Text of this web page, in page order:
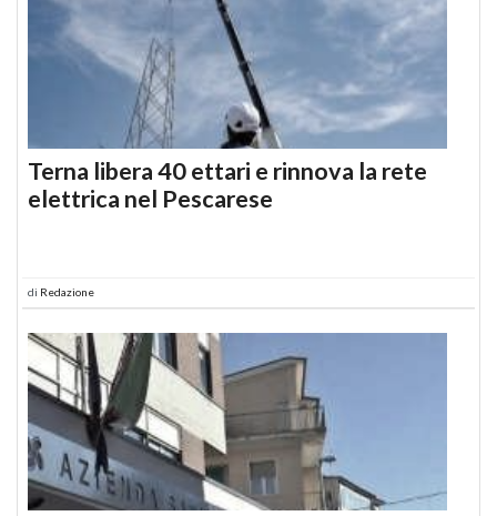
Terna libera 40 ettari e rinnova la rete
elettrica nel Pescarese
di Redazione